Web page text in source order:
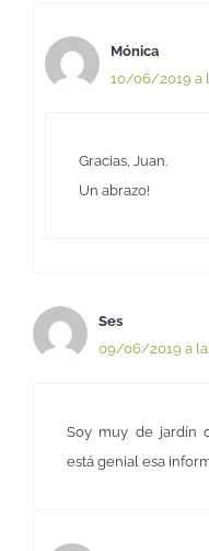
Mónica
10/06/2019 a
Gracias, Juan.
Un abrazo!
Ses
09/06/2019 a
Soy muy de jardín
está genial esa